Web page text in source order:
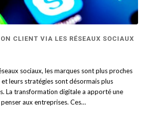
CLIENT VIA LES RÉSEAUX SOCIAUX
sociaux, les marques sont plus proches
leurs stratégies sont désormais plus
La transformation digitale a apporté une
aux entreprises. Ces…